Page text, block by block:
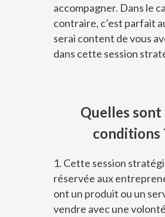
accompagner. Dans le
contraire, c’est parfait
serai content de vous
dans cette session
Quelles sont
conditions
Cette session
réservée aux
ont un produit ou un
vendre avec une volonté